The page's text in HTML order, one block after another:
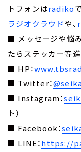
トフォンはradiko
ラジオクラウドや、
■ メッセージや悩
たらステッカー等
■ HP：
■ Twitter：
■ Instagram：
ト）
■ Facebook：
■ LINE：https://